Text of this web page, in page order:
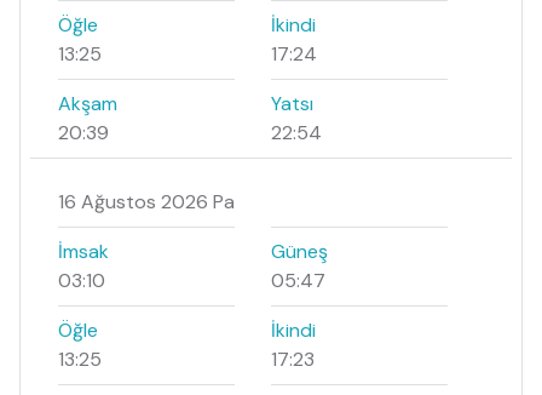
Öğle
13:25
İkindi
17:24
Akşam
20:39
Yatsı
22:54
16 Ağustos 2026 Pa
İmsak
03:10
Güneş
05:47
Öğle
13:25
İkindi
17:23